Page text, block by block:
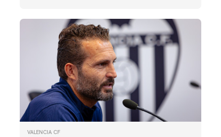
VALENCIA CF